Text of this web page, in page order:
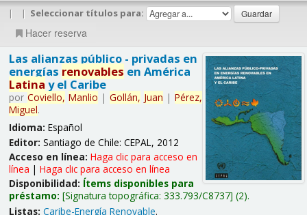
| | Seleccionar títulos para:
Hacer reserva
Las alianzas público - privadas en
energías renovables en América
Latina y el Caribe
por Coviello, Manlio | Gollán, Juan | Pérez,
Miguel.
Idioma: Español
Editor: Santiago de Chile: CEPAL, 2012
Acceso en línea: Haga clic para acceso en
línea | Haga clic para acceso en línea
Disponibilidad: Ítems disponibles para
préstamo: Signatura topográfica: 333.793/C8737 (2).
Listas: Caribe-Energía Renovable.